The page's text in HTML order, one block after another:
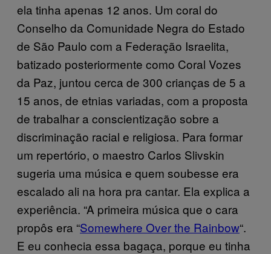
ela tinha apenas 12 anos. Um coral do
Conselho da Comunidade Negra do Estado
de São Paulo com a Federação Israelita,
batizado posteriormente como Coral Vozes
da Paz, juntou cerca de 300 crianças de 5 a
15 anos, de etnias variadas, com a proposta
de trabalhar a conscientização sobre a
discriminação racial e religiosa. Para formar
um repertório, o maestro Carlos Slivskin
sugeria uma música e quem soubesse era
escalado ali na hora pra cantar. Ela explica a
experiência. “A primeira música que o cara
propôs era “Somewhere Over the Rainbow“.
E eu conhecia essa bagaça, porque eu tinha